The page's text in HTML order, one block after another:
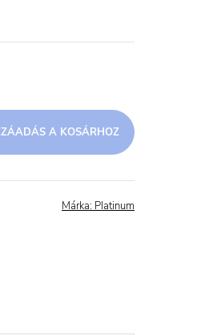
A KOSÁRHOZ
Márka: Platinum